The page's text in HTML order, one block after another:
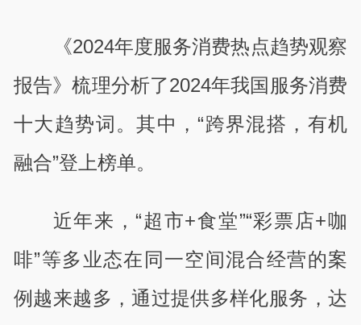
《2024年度服务消费热点趋势观察
报告》梳理分析了2024年我国服务消费
十大趋势词。其中，“跨界混搭，有机
融合”登上榜单。
近年来，“超市+食堂”“彩票店+咖
啡”等多业态在同一空间混合经营的案
例越来越多，通过提供多样化服务，达